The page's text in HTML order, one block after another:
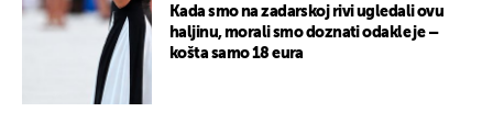
Kada smo na zadarskoj rivi ugledali ovu
haljinu, morali smo doznati odakle je –
košta samo 18 eura